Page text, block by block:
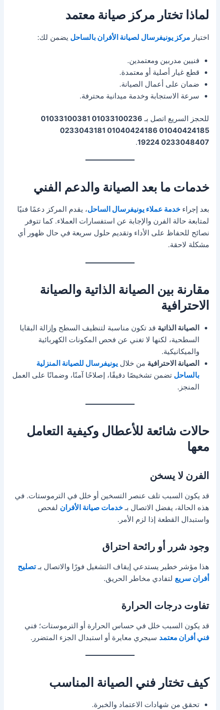
لماذا تختار مركز صيانة معتمد
اختيارمركز يونيفرسال لصيانة الأفران بالساحل يضمن لك:
فنيين مدربين ومعتمدين.
قطع غيار أصلية أو معتمدة.
ضمان على أعمال الصيانة.
سرعة الاستجابة وخدمة ميدانية محترفة.
للحجز السريع اتصل بـ
01033100236 01033100381
01040424185 01040424186 0233043181
0233048407 19224
.
خدمات ما بعد الصيانة والدعم الفني
بعد إجراءخدمة عملاء يونيفرسال الساحل، يقدم المركز دعمًا فنيًا
لمتابعة حالة الفرن والإجابة عن استفسارات العملاء. كما تتوفر
نصائح للحفاظ على الأداء وتقديم حلول سريعة في حال ظهور أي
مشكلة لاحقة.
مقارنة بين الصيانة الذاتية والصيانة
الاحترافية
الصيانة الذاتية قد تكون مناسبة لتنظيف السطح وإزالة البقايا
السطحية، لكنها لا تغني عن فحص المكونات الكهربائية
والميكانيكية.
الصيانة الاحترافية من خلاليونيفرسال للصيانة المنزلية
بالساحل تضمن تشخيصًا دقيقًا، إصلاحًا آمنًا، وضمانًا على العمل
المنجز.
حالات شائعة للأعطال وكيفية التعامل
معها
الفرن لا يسخن
قد يكون السبب تلف عنصر التسخين أو خلل في الترموستات. في
هذه الحالة، يفضل الاتصال بـخدمات صيانة الأفران لفحص
واستبدال القطعة إذا لزم الأمر.
وجود شرر أو رائحة احتراق
هذا مؤشر خطير يستدعي إيقاف التشغيل فورًا والاتصال بـتصليح
أفران سريع لتفادي مخاطر الحريق.
تفاوت درجات الحرارة
قد يكون السبب خلل في حساس الحرارة أو الترموستات؛ فني
فني أفران معتمد سيجري معايرة أو استبدال الجزء المتضرر.
كيف تختار فني الصيانة المناسب
تحقق من شهادات الاعتماد والخبرة.